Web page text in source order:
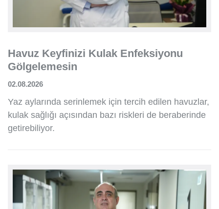
Havuz Keyfinizi Kulak Enfeksiyonu
Gölgelemesin
02.08.2026
Yaz aylarında serinlemek için tercih edilen havuzlar,
kulak sağlığı açısından bazı riskleri de beraberinde
getirebiliyor.